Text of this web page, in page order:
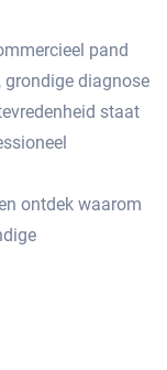
pand
grondige diagnose
staat
ontdek waarom